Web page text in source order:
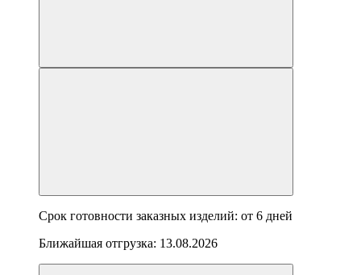
Срок готовности заказных изделий: от 6 дней
Ближайшая отгрузка: 13.08.2026